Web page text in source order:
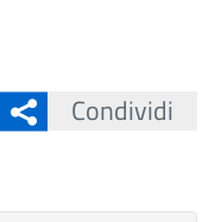
Condividi